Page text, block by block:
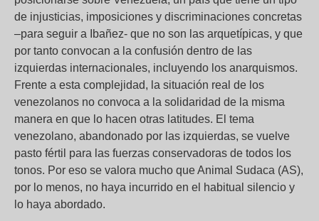
de injusticias, imposiciones y discriminaciones concretas
–para seguir a Ibañez- que no son las arquetípicas, y que
por tanto convocan a la confusión dentro de las
izquierdas internacionales, incluyendo los anarquismos.
Frente a esta complejidad, la situación real de los
venezolanos no convoca a la solidaridad de la misma
manera en que lo hacen otras latitudes. El tema
venezolano, abandonado por las izquierdas, se vuelve
pasto fértil para las fuerzas conservadoras de todos los
tonos. Por eso se valora mucho que Animal Sudaca (AS),
por lo menos, no haya incurrido en el habitual silencio y
lo haya abordado.